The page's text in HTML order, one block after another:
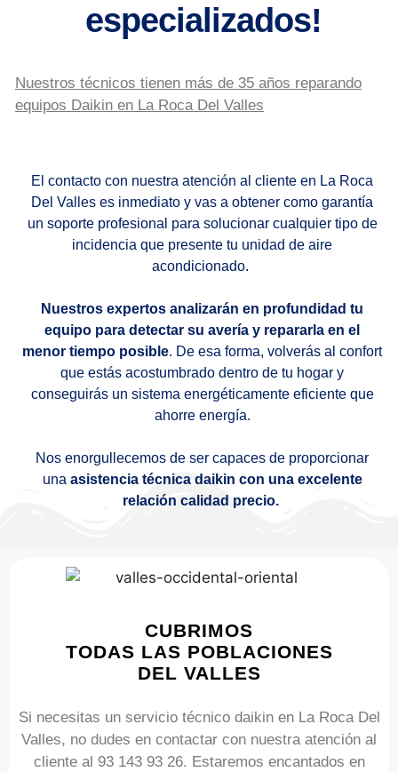
especializados!
Nuestros técnicos tienen más de 35 años reparando
equipos Daikin en La Roca Del Valles
El contacto con nuestra atención al cliente en La Roca
Del Valles es inmediato y vas a obtener como garantía
un soporte profesional para solucionar cualquier tipo de
incidencia que presente tu unidad de aire
acondicionado.
Nuestros expertos analizarán en profundidad tu
equipo para detectar su avería y repararla en el
menor tiempo posible. De esa forma, volverás al confort
que estás acostumbrado dentro de tu hogar y
conseguirás un sistema energéticamente eficiente que
ahorre energía.
Nos enorgullecemos de ser capaces de proporcionar
una asistencia técnica daikin con una excelente
relación calidad precio.
CUBRIMOS
TODAS LAS POBLACIONES
DEL VALLES
Si necesitas un servicio técnico daikin en La Roca Del
Valles, no dudes en contactar con nuestra atención al
cliente al 93 143 93 26. Estaremos encantados en